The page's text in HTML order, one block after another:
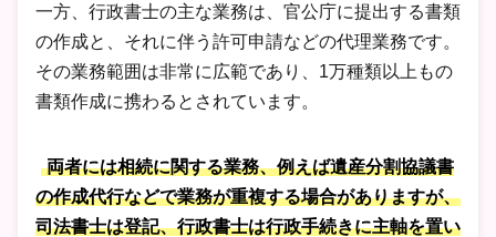
一方、行政書士の主な業務は、官公庁に提出する書類
の作成と、それに伴う許可申請などの代理業務です。
その業務範囲は非常に広範であり、1万種類以上もの
書類作成に携わるとされています。
両者には相続に関する業務、例えば遺産分割協議書
の作成代行などで業務が重複する場合がありますが、
司法書士は登記、行政書士は行政手続きに主軸を置い